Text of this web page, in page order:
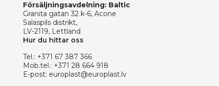
Försäljningsavdelning: Baltic
Granita gatan 32 k-6, Acone
Salaspils distrikt,
LV-2119, Lettland
Hur du hittar oss
Tel.: +371 67 387 366
Mob.tel.: +371 28 664 918
E-post: europlast@europlast.lv